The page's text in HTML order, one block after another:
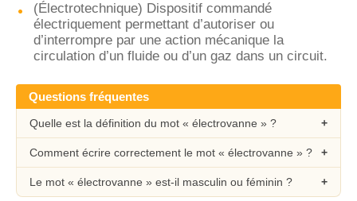
(Électrotechnique) Dispositif commandé
électriquement permettant d’autoriser ou
d’interrompre par une action mécanique la
circulation d’un fluide ou d’un gaz dans un circuit.
Questions fréquentes
Quelle est la définition du mot « électrovanne » ?
Comment écrire correctement le mot « électrovanne » ?
Le mot « électrovanne » est-il masculin ou féminin ?